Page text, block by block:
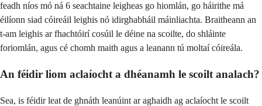
feadh níos mó ná 6 seachtaine leigheas go hiomlán, go háirithe má
éilíonn siad cóireáil leighis nó idirghabháil máinliachta. Braitheann an
t-am leighis ar fhachtóirí cosúil le déine na scoilte, do shláinte
foriomlán, agus cé chomh maith agus a leanann tú moltaí cóireála.
An féidir liom aclaíocht a dhéanamh le scoilt analach?
Sea, is féidir leat de ghnáth leanúint ar aghaidh ag aclaíocht le scoilt